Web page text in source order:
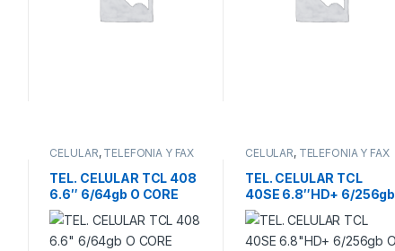
CELULAR, TELEFONIA Y FAX
TEL. CELULAR TCL 408
6.6″ 6/64gb O CORE
50/2/2MP 8MP
5000mHh LEC
HUELLAS
CELULAR, TELEFONIA Y FAX
TEL. CELULAR TCL
40SE 6.8″HD+ 6/256gb
O CORE 50/2/2MP 8MP
5000mHh LEC
HUELLAS